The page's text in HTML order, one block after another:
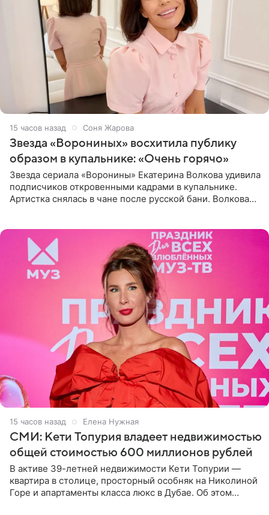
15 часов назад Соня Жарова
Звезда «Ворониных» восхитила публику
образом в купальнике: «Очень горячо»
Звезда сериала «Воронины» Екатерина Волкова удивила
подписчиков откровенными кадрами в купальнике.
Артистка снялась в чане после русской бани. Волкова
15 часов назад Елена Нужная
СМИ: Кети Топурия владеет недвижимостью
общей стоимостью 600 миллионов рублей
В активе 39-летней недвижимости Кети Топурии —
квартира в столице, просторный особняк на Николиной
Горе и апартаменты класса люкс в Дубае. Об этом